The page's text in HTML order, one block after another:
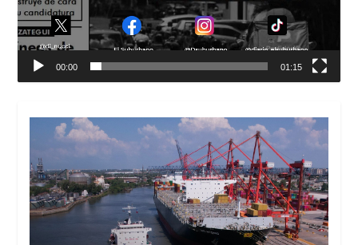
00:00 01:15